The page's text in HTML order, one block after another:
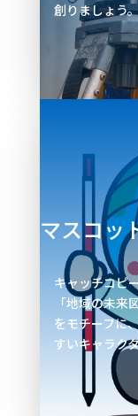
創りましょう
マスコッ
キャッチコピ
「地域の未
をモチーフに
すいキャラク